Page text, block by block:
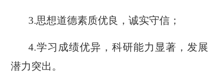
3.思想道德素质优良，诚实守信；
4.学习成绩优异，科研能力显著，发展
潜力突出。